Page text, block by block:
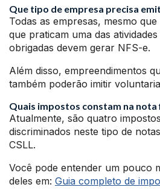
Que tipo de empresa precisa
Todas as empresas, mesmo
que praticam uma das
obrigadas devem gerar NFS-e.
Além disso, empreendimentos
também poderão imitir
Quais impostos constam na nota
Atualmente, são quatro
discriminados neste tipo de
CSLL.
Você pode entender um pouco
deles em: Guia completo de